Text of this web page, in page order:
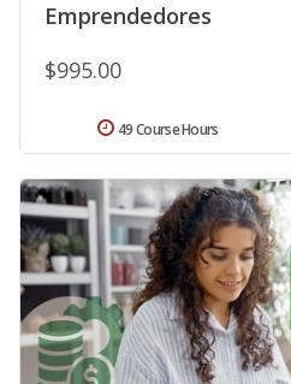
Emprendedores
$995.00
49 Course Hours